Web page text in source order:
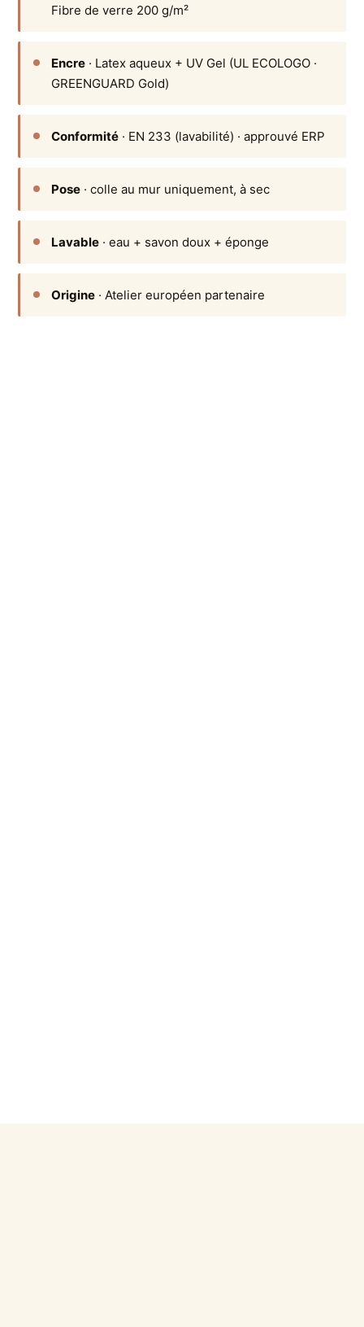
Fibre de verre 200 g/m²
Encre · Latex aqueux + UV Gel (UL ECOLOGO ·
GREENGUARD Gold)
Conformité · EN 233 (lavabilité) · approuvé ERP
Pose · colle au mur uniquement, à sec
Lavable · eau + savon doux + éponge
Origine · Atelier européen partenaire